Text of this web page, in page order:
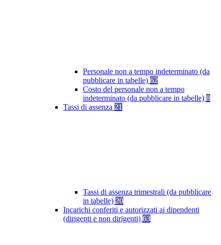
Personale non a tempo indeterminato (da
pubblicare in tabelle) 62
Costo del personale non a tempo
indeterminato (da pubblicare in tabelle) 8
Tassi di assenza 21
Tassi di assenza trimestrali (da pubblicare
in tabelle) 20
Incarichi conferiti e autorizzati ai dipendenti
(dirigenti e non dirigenti) 63